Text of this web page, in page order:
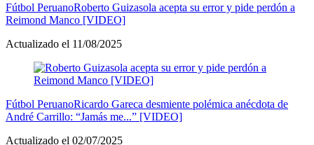
Fútbol PeruanoRoberto Guizasola acepta su error y pide perdón a
Reimond Manco [VIDEO]
Actualizado el 11/08/2025
Fútbol PeruanoRicardo Gareca desmiente polémica anécdota de
André Carrillo: “Jamás me...” [VIDEO]
Actualizado el 02/07/2025